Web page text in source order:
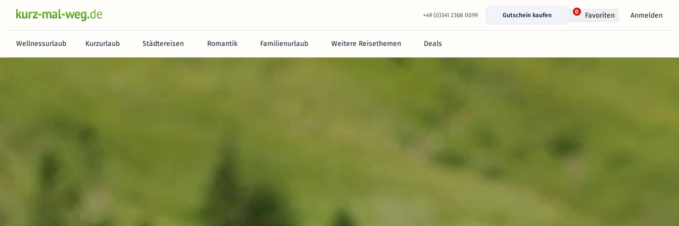
+49 (0)341 2368 0099 Gutschein kaufen
0 Favoriten Anmelden
Wellnessurlaub Kurzurlaub Städtereisen Romantik Familienurlaub Weitere Reisethemen Deals